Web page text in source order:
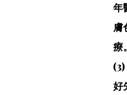
年
膚
療。
好